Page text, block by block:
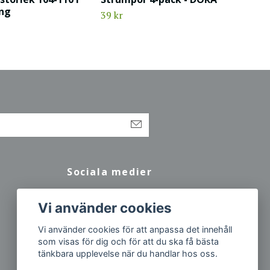
39 kr
Sociala medier
Vi använder cookies
Vi använder cookies för att anpassa det innehåll
som visas för dig och för att du ska få bästa
tänkbara upplevelse när du handlar hos oss.